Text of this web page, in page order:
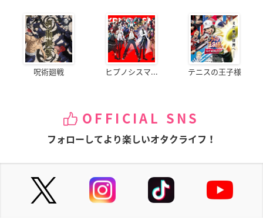
呪術廻戦 ヒプノシスマ... テニスの王子様
OFFICIAL SNS
フォローしてより楽しいオタクライフ！